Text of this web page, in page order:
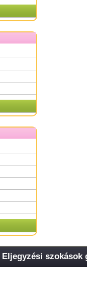
Eljegyzési